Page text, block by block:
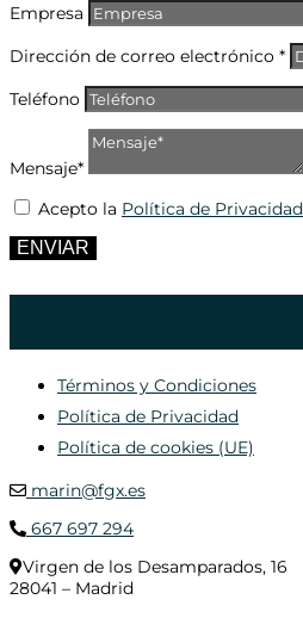
Empresa
Dirección de correo electrónico *
Teléfono
Mensaje*
Acepto la Política de Privacidad
ENVIAR
Términos y Condiciones
Política de Privacidad
Política de cookies (UE)
marin@fgx.es
667 697 294
Virgen de los Desamparados, 16
28041 – Madrid